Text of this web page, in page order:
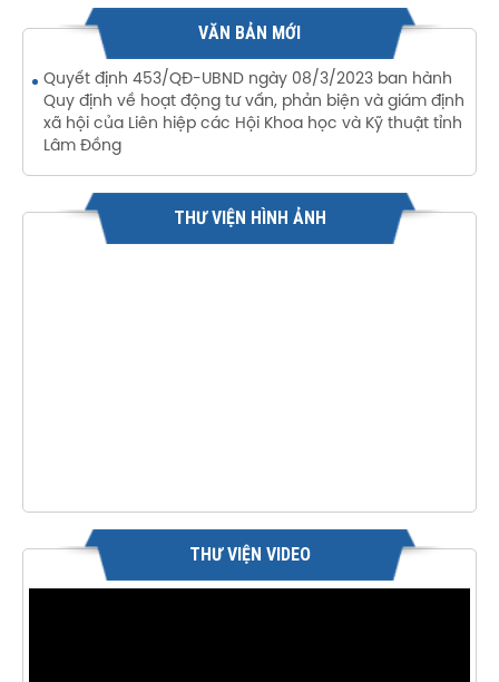
VĂN BẢN MỚI
Quyết định 453/QĐ-UBND ngày 08/3/2023 ban hành
Quy định về hoạt động tư vấn, phản biện và giám định
xã hội của Liên hiệp các Hội Khoa học và Kỹ thuật tỉnh
Lâm Đồng
THƯ VIỆN HÌNH ẢNH
THƯ VIỆN VIDEO